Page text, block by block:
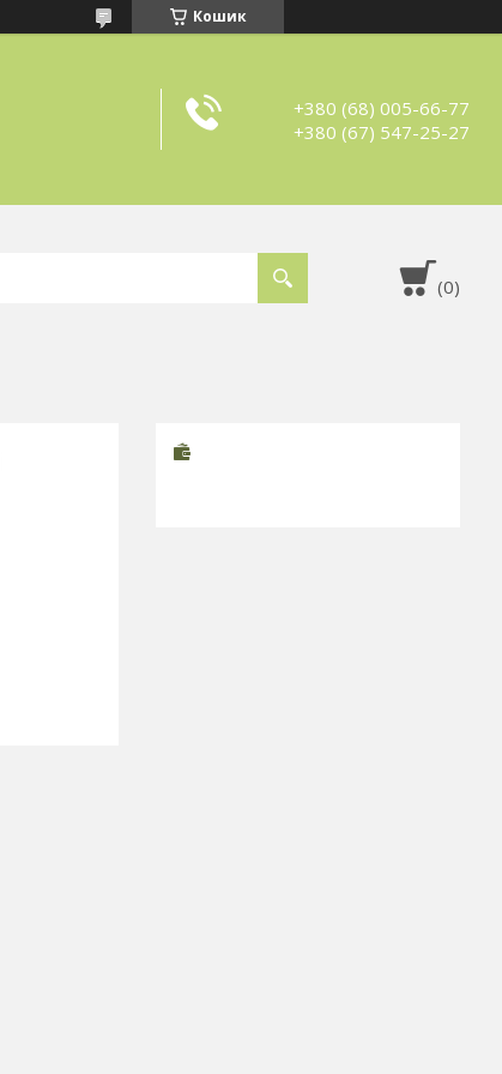
Кошик
+380 (68) 005-66-77
+380 (67) 547-25-27